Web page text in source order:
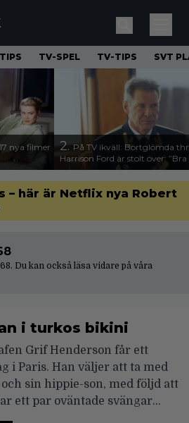
TV-SPEL TV-TIPS SVT
nya filmer
2. På TV ikväll: Bortglömda
Harrison Ford är stolt över:
– här är Netflix nya Robert
Du kan också läsa vidare på våra
i turkos bikini
Grif Henderson får ett
i Paris. Han väljer att ta med
sin hippie-son, med följd att
ett par oväntade svängar…